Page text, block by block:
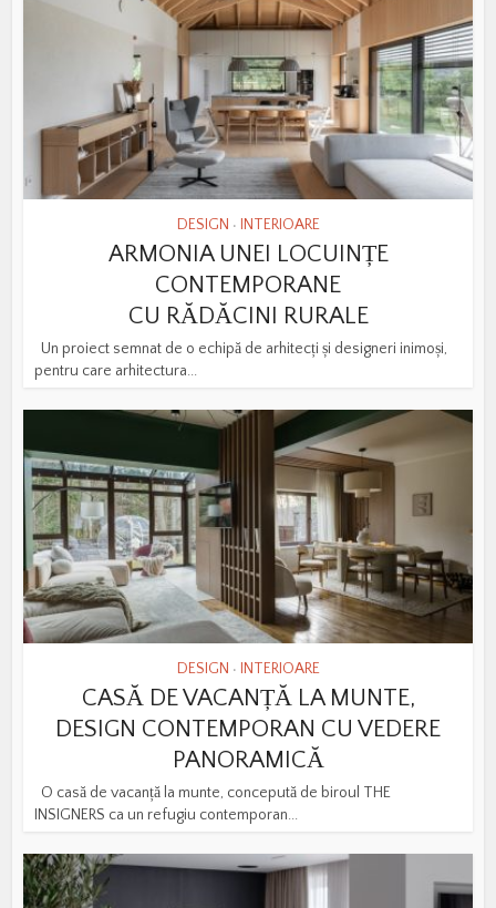
DESIGN • INTERIOARE
ARMONIA UNEI LOCUINȚE
CONTEMPORANE
CU RĂDĂCINI RURALE
Un proiect semnat de o echipă de arhitecți și designeri inimoși,
pentru care arhitectura...
DESIGN • INTERIOARE
CASĂ DE VACANȚĂ LA MUNTE,
DESIGN CONTEMPORAN CU VEDERE
PANORAMICĂ
O casă de vacanță la munte, concepută de biroul THE
INSIGNERS ca un refugiu contemporan...